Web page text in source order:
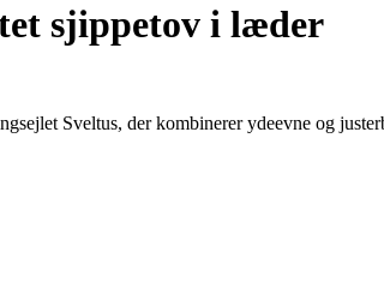
sjippetov i læder
Sveltus, der kombinerer ydeevne og